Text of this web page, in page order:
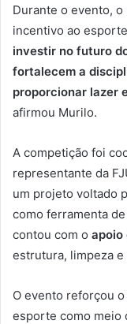
Durante o evento,
incentivo ao
investir no futuro
fortalecem a
proporcionar lazer
afirmou Murilo.
A competição foi
representante da
um projeto voltado
como ferramenta de
contou com o apoio
estrutura, limpeza
O evento reforçou
esporte como meio